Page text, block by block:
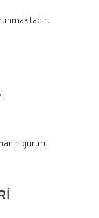
gururu